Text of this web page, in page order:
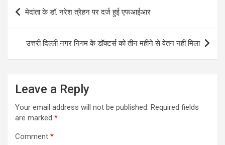
Post
navigation
मेदांता के डॉ. नरेश त्रेहन पर दर्ज हुई एफआईआर
उत्तरी दिल्ली नगर निगम के डॉक्टर्स को तीन महीने से वेतन नहीं मिला
Leave a Reply
Your email address will not be published. Required fields
are marked *
Comment *